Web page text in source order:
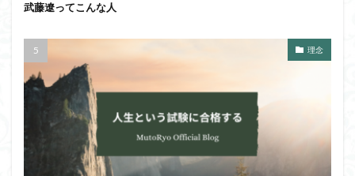
武藤遼ってこんな人
理念